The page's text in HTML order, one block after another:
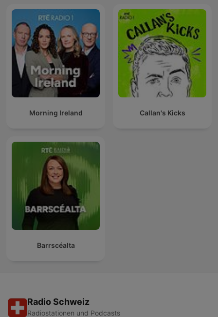
Morning Ireland Callan's Kicks
Barrscéalta
Radio Schweiz
Radiostationen und Podcasts